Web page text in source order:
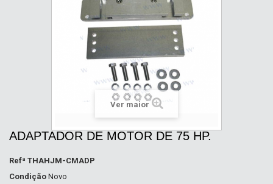
Ver maior
ADAPTADOR DE MOTOR DE 75 HP.
Refª THAHJM-CMADP
Condição Novo